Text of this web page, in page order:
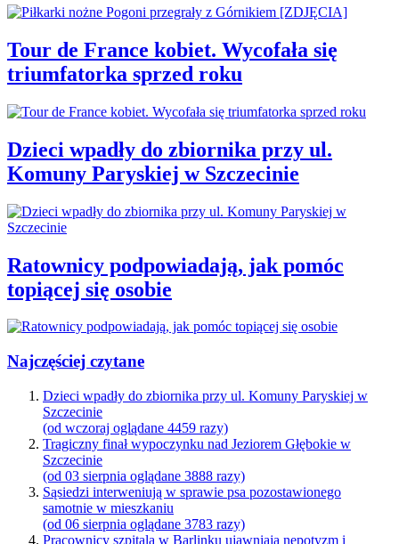
Tour de France kobiet. Wycofała się
triumfatorka sprzed roku
Dzieci wpadły do zbiornika przy ul.
Komuny Paryskiej w Szczecinie
Ratownicy podpowiadają, jak pomóc
topiącej się osobie
Najczęściej czytane
Dzieci wpadły do zbiornika przy ul. Komuny Paryskiej w
Szczecinie
(od wczoraj oglądane 4459 razy)
Tragiczny finał wypoczynku nad Jeziorem Głębokie w
Szczecinie
(od 03 sierpnia oglądane 3888 razy)
Sąsiedzi interweniują w sprawie psa pozostawionego
samotnie w mieszkaniu
(od 06 sierpnia oglądane 3783 razy)
Pracownicy szpitala w Barlinku ujawniają nepotyzm i